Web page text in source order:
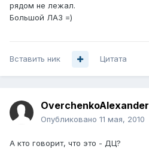
рядом не лежал.
Большой ЛАЗ =)
Вставить ник Цитата
OverchenkoAlexander
Опубликовано 11 мая, 2010
А кто говорит, что это - ДЦ?